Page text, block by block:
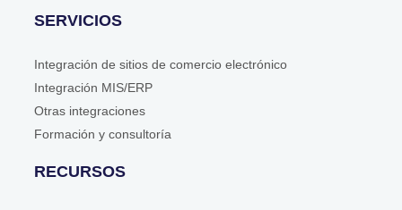
SERVICIOS
Integración de sitios de comercio electrónico
Integración MIS/ERP
Otras integraciones
Formación y consultoría
RECURSOS